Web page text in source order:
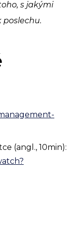
s jakými
poslechu.
(angl., 10min):